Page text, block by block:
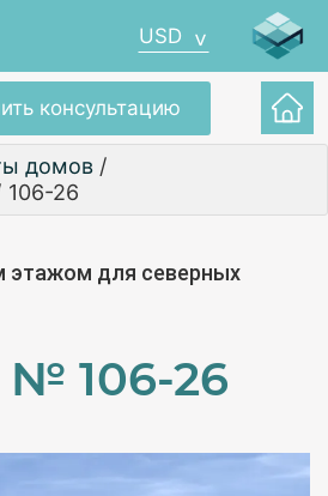
консультацию
USD
домов /
106-26
для северных
№ 106-26